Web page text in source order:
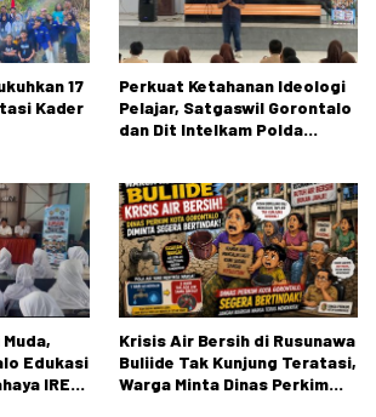
17
Kader
Perkuat Ketahanan Ideologi
Pelajar, Satgaswil Gorontalo
dan Dit Intelkam Polda
Negeri 1 Kabila
Edukasi
IRET,
Krisis Air Bersih di Rusunawa
Buliide Tak Kunjung Teratasi,
Warga Minta Dinas Perkim